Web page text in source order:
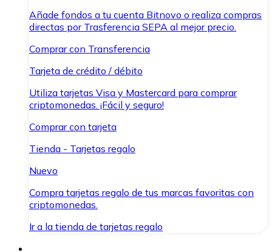
Añade fondos a tu cuenta Bitnovo o realiza compras
directas por Trasferencia SEPA al mejor precio.
Comprar con Transferencia
Tarjeta de crédito / débito
Utiliza tarjetas Visa y Mastercard para comprar
criptomonedas. ¡Fácil y seguro!
Comprar con tarjeta
Tienda - Tarjetas regalo
Nuevo
Compra tarjetas regalo de tus marcas favoritas con
criptomonedas.
Ir a la tienda de tarjetas regalo